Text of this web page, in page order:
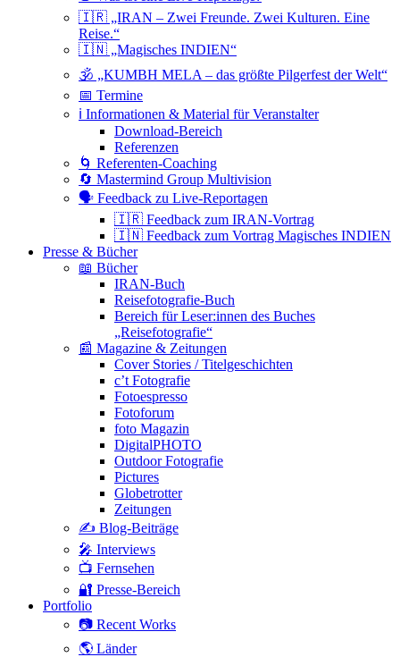
🇮🇷 „IRAN – Zwei Freunde. Zwei Kulturen. Eine
Reise.“
🇮🇳 „Magisches INDIEN“
🕉 „KUMBH MELA – das größte Pilgerfest der Welt“
📅 Termine
ℹ️ Informationen & Material für Veranstalter
Download-Bereich
Referenzen
🌀 Referenten-Coaching
🔄 Mastermind Group Multivision
🗣 Feedback zu Live-Reportagen
🇮🇷 Feedback zum IRAN-Vortrag
🇮🇳 Feedback zum Vortrag Magisches INDIEN
Presse & Bücher
📖 Bücher
IRAN-Buch
Reisefotografie-Buch
Bereich für Leser:innen des Buches
„Reisefotografie“
📰 Magazine & Zeitungen
Cover Stories / Titelgeschichten
c’t Fotografie
Fotoespresso
Fotoforum
foto Magazin
DigitalPHOTO
Outdoor Fotografie
Pictures
Globetrotter
Zeitungen
✍️ Blog-Beiträge
🎤 Interviews
📺 Fernsehen
🔐 Presse-Bereich
Portfolio
📷 Recent Works
🌎 Länder